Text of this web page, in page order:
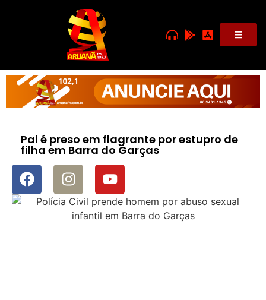
Pai é preso em flagrante por estupro de
filha em Barra do Garças